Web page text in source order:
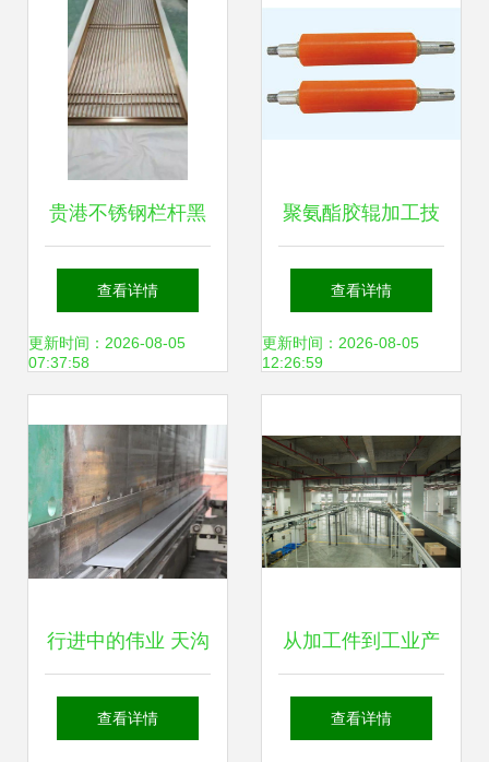
贵港不锈钢栏杆黑
钛拉丝艺术定制 钢
压延加工技术的创
查看详情
更新时间：2026-08-05
07:37:58
聚氨酯胶辊加工技
术解析与鹏德橡塑
制品的专业实践
查看详情
更新时间：2026-08-05
12:26:59
行进中的伟业 天沟
产品加工板块如火
查看详情
从加工件到工业产
品 德马工业带式辊
查看详情